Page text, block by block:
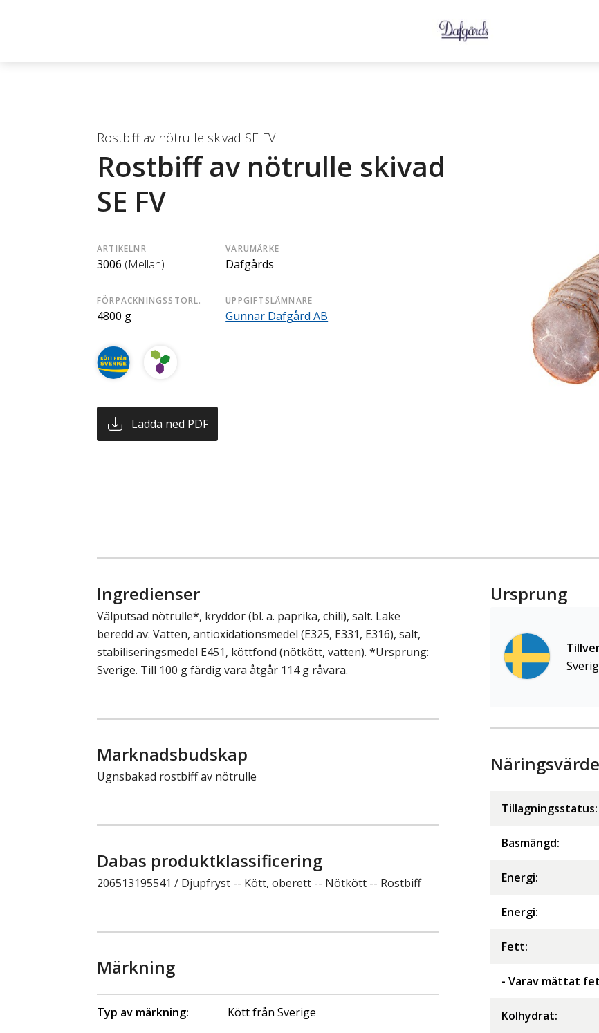
Rostbiff av nötrulle skivad SE FV
Rostbiff av nötrulle skivad
SE FV
ARTIKELNR
3006 (Mellan)
VARUMÄRKE
Dafgårds
FÖRPACKNINGSSTORL.
4800 g
UPPGIFTSLÄMNARE
Gunnar Dafgård AB
Ladda ned PDF
Ingredienser
Välputsad nötrulle*, kryddor (bl. a. paprika, chili), salt. Lake
beredd av: Vatten, antioxidationsmedel (E325, E331, E316), salt,
stabiliseringsmedel E451, köttfond (nötkött, vatten). *Ursprung:
Sverige. Till 100 g färdig vara åtgår 114 g råvara.
Marknadsbudskap
Ugnsbakad rostbiff av nötrulle
Dabas produktklassificering
206513195541 / Djupfryst -- Kött, oberett -- Nötkött -- Rostbiff
Märkning
Typ av märkning: Kött från Sverige
Ursprung
Näringsvärde
Tillagningsstatus:
Basmängd:
Energi:
Energi:
Fett:
- Varav mättat
Kolhydrat: